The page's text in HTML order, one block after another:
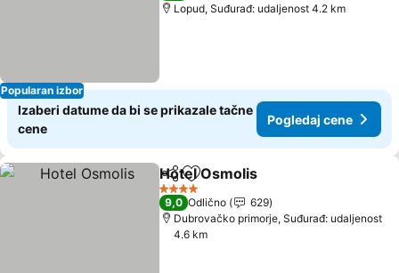
Popularan izbor
Lopud, Suđurađ: udaljenost 4.2 km
Izaberi datume da bi se prikazale tačne
cene
Pogledaj cene
Deli Dodati u favorite
Hotel Osmolis
4 Zvezdice
9,0 Odlično
629
Dubrovačko primorje, Suđurađ: udaljenost
4.6 km